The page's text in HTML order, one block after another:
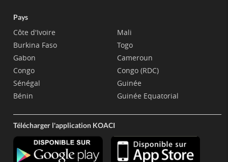
Pays
Côte d'Ivoire
Burkina Faso
Gabon
Congo
Sénégal
Bénin
Mali
Togo
Cameroun
Congo (RDC)
Guinée
Guinée Equatorial
Télécharger l'application KOACI